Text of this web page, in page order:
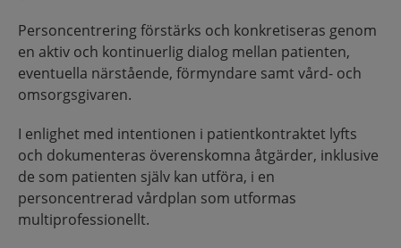
Personcentrering förstärks och konkretiseras genom
en aktiv och kontinuerlig dialog mellan patienten,
eventuella närstående, förmyndare samt vård- och
omsorgsgivaren.
I enlighet med intentionen i patientkontraktet lyfts
och dokumenteras överenskomna åtgärder, inklusive
de som patienten själv kan utföra, i en
personcentrerad vårdplan som utformas
multiprofessionellt.